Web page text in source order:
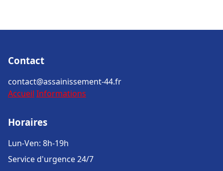
Contact
contact@assainissement-44.fr
Accueil Informations
Horaires
Lun-Ven: 8h-19h
Service d'urgence 24/7